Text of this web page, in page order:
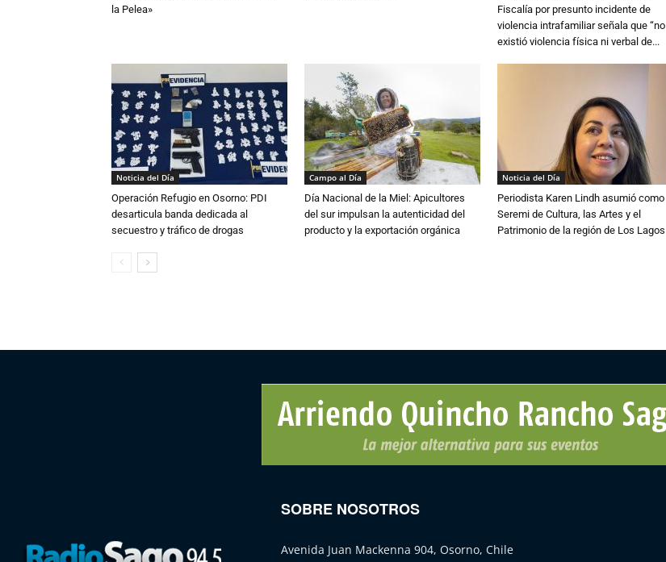
la Pelea»
Fiscalía por presunto incidente de
violencia intrafamiliar señala que “no
existió violencia física ni verbal de...
Noticia del Día
Operación Refugio en Osorno: PDI
desarticula banda dedicada al
secuestro y tráfico de drogas
Campo al Día
Día Nacional de la Miel: Apicultores
del sur impulsan la autenticidad del
producto y la exportación orgánica
Noticia del Día
Periodista Karen Lindh asumió como
Seremi de Cultura, las Artes y el
Patrimonio de la región de Los Lagos
SOBRE NOSOTROS
Avenida Juan Mackenna 904, Osorno, Chile